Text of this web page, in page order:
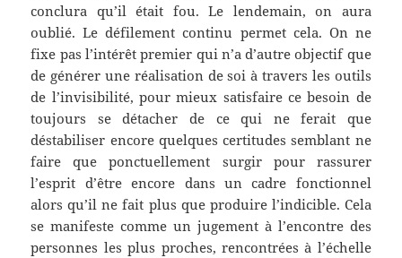
conclura qu’il était fou. Le lendemain, on aura
oublié. Le défilement continu permet cela. On ne
fixe pas l’intérêt premier qui n’a d’autre objectif que
de générer une réalisation de soi à travers les outils
de l’invisibilité, pour mieux satisfaire ce besoin de
toujours se détacher de ce qui ne ferait que
déstabiliser encore quelques certitudes semblant ne
faire que ponctuellement surgir pour rassurer
l’esprit d’être encore dans un cadre fonctionnel
alors qu’il ne fait plus que produire l’indicible. Cela
se manifeste comme un jugement à l’encontre des
personnes les plus proches, rencontrées à l’échelle